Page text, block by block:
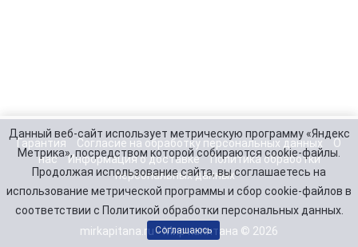
Гарантия Согласие на обработку персональных данных
О
нас
Информация о доставке
Политика обработки
персональных данных
mirkapitana.ru - Мир капитана © 2026
Данный веб-сайт использует метрическую программу «Яндекс
Метрика», посредством которой собираются cookie-файлы.
Продолжая использование сайта, вы соглашаетесь на
использование метрической программы и сбор cookie-файлов в
соответствии с Политикой обработки персональных данных.
Соглашаюсь